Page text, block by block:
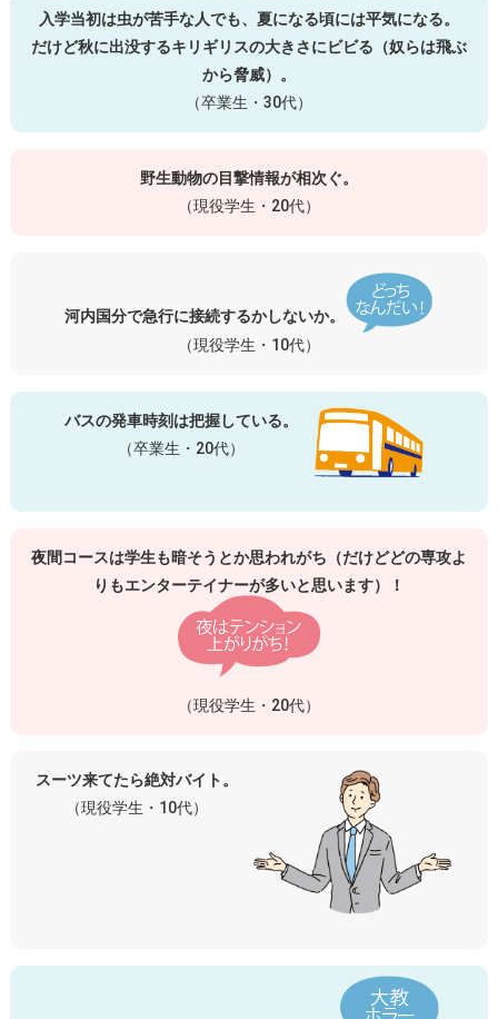
入学当初は虫が苦手な人でも、夏になる頃には平気になる。
だけど秋に出没するキリギリスの大きさにビビる（奴らは飛ぶ
から脅威）。
（卒業生・30代）
野生動物の目撃情報が相次ぐ。
（現役学生・20代）
河内国分で急行に接続するかしないか。
（現役学生・10代）
バスの発車時刻は把握している。
（卒業生・20代）
夜間コースは学生も暗そうとか思われがち（だけどどの専攻よ
りもエンターテイナーが多いと思います）！
（現役学生・20代）
スーツ来てたら絶対バイト。
（現役学生・10代）